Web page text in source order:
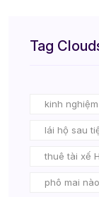
Tag
kinh
lái hộ sau
thuê tài xế
phô mai